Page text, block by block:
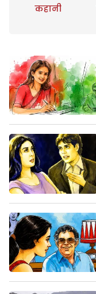
कहानी